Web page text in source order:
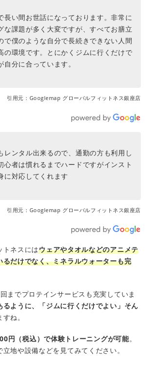
長い間お世話になっております。非常に
な課題が多く大変ですが、すべてお膳立
で僕のような自分で長続きできない人間
の環境です。とにかくジムに行くだけで
自分に合っています。
引用元：Googlemap グローバルフィットネス銀座店
レンタル出来るので、通勤の方も利用し
心者は慣れるまでハードですがインスト
に対応してくれます
引用元：Googlemap グローバルフィットネス銀座店
トネスにはウェアやタオルなどのアニメテ
るだけでなく、ミネラルウォーターも完
までプロテインサービスも充実していま
るように、「ジムに行くだけでよい」そん
ね。
円（税込）で体験トレーニングが可能。
地や設備などを見てみてください。